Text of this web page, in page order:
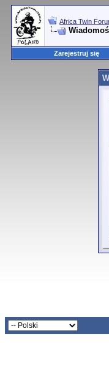
Africa Twin
Zarejestruj się